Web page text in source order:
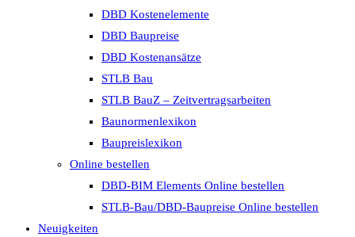
DBD Kostenelemente
DBD Baupreise
DBD Kostenansätze
STLB Bau
STLB BauZ – Zeitvertragsarbeiten
Baunormenlexikon
Baupreislexikon
Online bestellen
DBD-BIM Elements Online bestellen
STLB-Bau/DBD-Baupreise Online bestellen
Neuigkeiten